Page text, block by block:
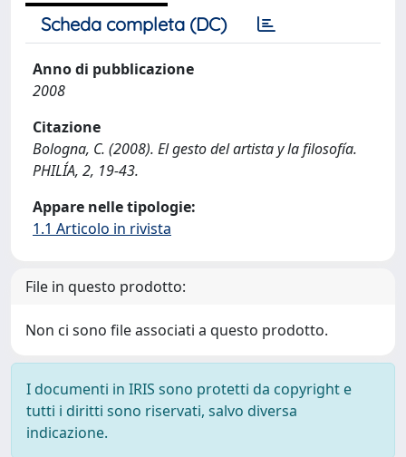
Scheda completa (DC)
Anno di pubblicazione
2008
Citazione
Bologna, C. (2008). El gesto del artista y la filosofía.
PHILÍA, 2, 19-43.
Appare nelle tipologie:
1.1 Articolo in rivista
File in questo prodotto:
Non ci sono file associati a questo prodotto.
I documenti in IRIS sono protetti da copyright e
tutti i diritti sono riservati, salvo diversa
indicazione.